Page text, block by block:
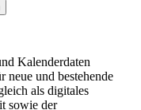
Kalenderdaten
neue und bestehende
als digitales
sowie der